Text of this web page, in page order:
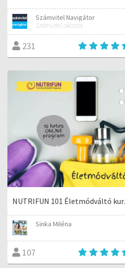
Számvitel Navigátor
Számvitel oktatás
231
NUTRIFUN 101 Életmódváltó
Sinka Miléna
107